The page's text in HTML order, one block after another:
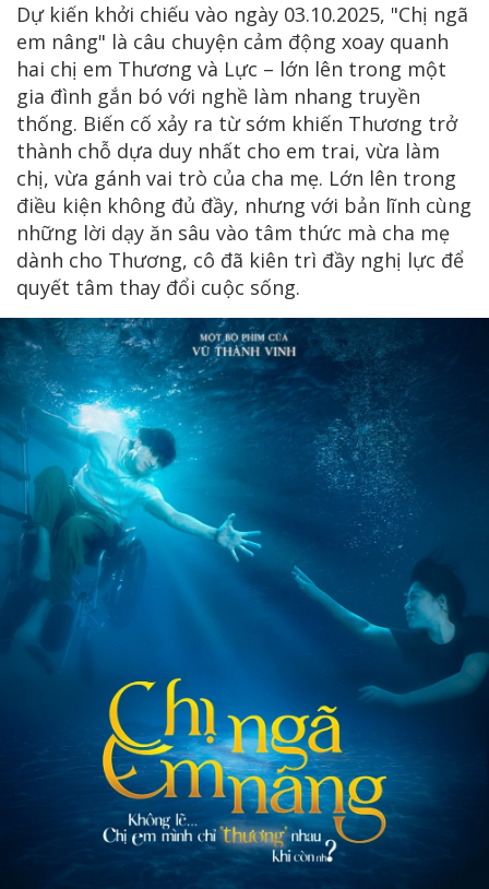
Dự kiến khởi chiếu vào ngày 03.10.2025, "Chị ngã
em nâng" là câu chuyện cảm động xoay quanh
hai chị em Thương và Lực – lớn lên trong một
gia đình gắn bó với nghề làm nhang truyền
thống. Biến cố xảy ra từ sớm khiến Thương trở
thành chỗ dựa duy nhất cho em trai, vừa làm
chị, vừa gánh vai trò của cha mẹ. Lớn lên trong
điều kiện không đủ đầy, nhưng với bản lĩnh cùng
những lời dạy ăn sâu vào tâm thức mà cha mẹ
dành cho Thương, cô đã kiên trì đầy nghị lực để
quyết tâm thay đổi cuộc sống.